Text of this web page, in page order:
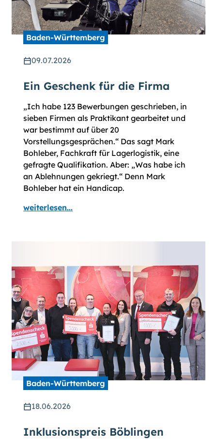
Baden-Württemberg
09.07.2026
Ein Geschenk für die Firma
„Ich habe 123 Bewerbungen geschrieben, in
sieben Firmen als Praktikant gearbeitet und
war bestimmt auf über 20
Vorstellungsgesprächen.“ Das sagt Mark
Bohleber, Fachkraft für Lagerlogistik, eine
gefragte Qualifikation. Aber: „Was habe ich
an Ablehnungen gekriegt.“ Denn Mark
Bohleber hat ein Handicap.
weiterlesen...
Baden-Württemberg
18.06.2026
Inklusionspreis Böblingen